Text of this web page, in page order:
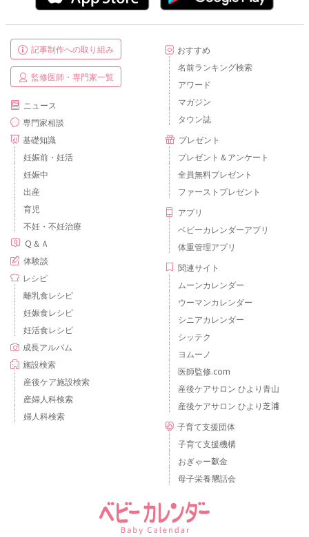
記事制作への取り組み
監修医師・専門家一覧
ニュース
専門家相談
基礎知識
妊娠前・妊活
妊娠中
出産
育児
不妊・不妊治療
Ｑ＆Ａ
体験談
レシピ
離乳食レシピ
妊娠食レシピ
妊活食レシピ
成長アルバム
施設検索
産後ケア施設検索
産婦人科検索
婦人科検索
おすすめ
名前ランキング検索
アワード
マガジン
タウン誌
プレゼント
プレゼント＆アンケート
全員無料プレゼント
ファーストプレゼント
アプリ
ベビーカレンダーアプリ
体重管理アプリ
関連サイト
ムーンカレンダー
ウーマンカレンダー
シニアカレンダー
シッテク
ヨムーノ
医師監修.com
産後ケアサロン ひより青山
産後ケアサロン ひより芝浦
子育て支援団体
子育て支援機構
おぎゃー献金
母子栄養懇話会